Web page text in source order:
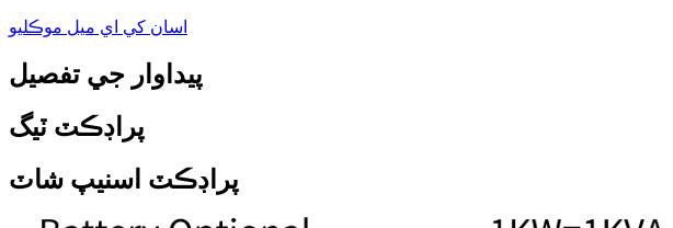
اسان کي اي ميل موڪليو
پيداوار جي تفصيل
پراڊڪٽ ٽيگ
پراڊڪٽ اسنيپ شاٽ